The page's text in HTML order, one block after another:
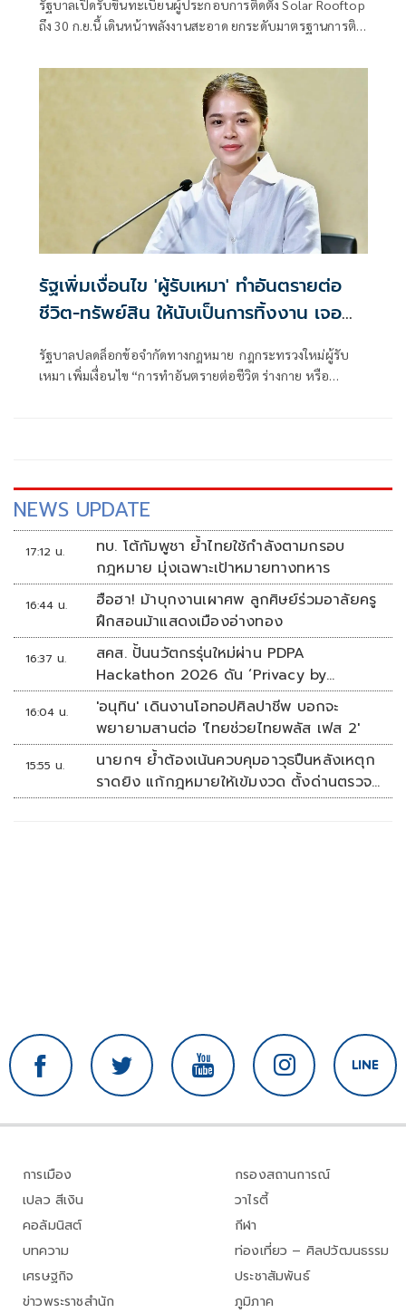
รัฐบาลเปิดรับขึ้นทะเบียนผู้ประกอบการติดตั้ง Solar Rooftop
ถึง 30 ก.ย.นี้ เดินหน้าพลังงานสะอาด ยกระดับมาตรฐานการติด
รัฐเพิ่มเงื่อนไข 'ผู้รับเหมา' ทำอันตรายต่อ
ชีวิต-ทรัพย์สิน ให้นับเป็นการทิ้งงาน เจอ
รัฐบาลปลดล็อกข้อจำกัดทางกฎหมาย กฎกระทรวงใหม่ผู้รับ
เหมา เพิ่มเงื่อนไข “การทำอันตรายต่อชีวิต ร่างกาย หรือ
NEWS UPDATE
17:12 น.
ทบ. โต้กัมพูชา ย้ำไทยใช้กำลังตามกรอบ
กฎหมาย มุ่งเฉพาะเป้าหมายทางทหาร
16:44 น.
ฮือฮา! ม้าบุกงานเผาศพ ลูกศิษย์ร่วมอาลัยครู
ฝึกสอนม้าแสดงเมืองอ่างทอง
16:37 น.
สคส. ปั้นนวัตกรรุ่นใหม่ผ่าน PDPA
Hackathon 2026 ดัน ‘Privacy by
Design for all’ สู่โซลูชันคุ้มครองข้อมูลส่วน
บุคคลที่ใช้ได้จริง
16:04 น.
'อนุทิน' เดินงานโอทอปศิลปาชีพ บอกจะ
พยายามสานต่อ 'ไทยช่วยไทยพลัส เฟส 2'
15:55 น.
นายกฯ ย้ำต้องเน้นควบคุมอาวุธปืนหลังเหตุก
ราดยิง แก้กฎหมายให้เข้มงวด ตั้งด่านตรวจ
เพิ่ม
การเมือง
เปลว สีเงิน
คอลัมนิสต์
บทความ
เศรษฐกิจ
ข่าวพระราชสำนัก
กรองสถานการณ์
วาไรตี้
กีฬา
ท่องเที่ยว – ศิลปวัฒนธรรม
ประชาสัมพันธ์
ภูมิภาค